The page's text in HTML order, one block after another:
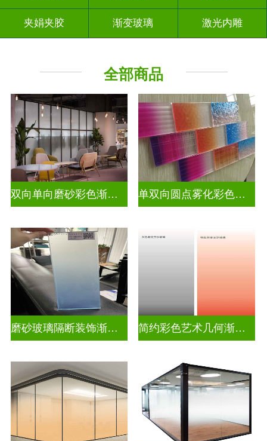
夹娟夹胶 渐变玻璃 激光内雕
烤漆玻璃
深雕浮雕 玻璃砖墙 智能镜子
工程玻璃
全部商品
双向单向磨砂彩色渐变玻璃 单双向圆点雾化彩色渐变玻璃
磨砂玻璃隔断装饰渐变隔断装饰玻璃 简约彩色艺术几何渐变隔断装饰玻璃